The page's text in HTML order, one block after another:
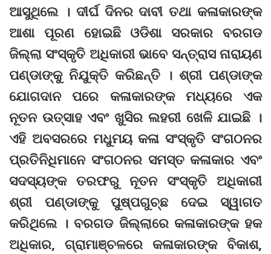
ଆସୁଥିଲେ । ଦୀର୍ଘ ଦିନର ଦାବୀ ତଥା କଳାକାରଙ୍କ
ଆଶା ପୂରଣ ହୋଇଛି ଓଡିଶା ସରକାର ବରଗଡ
ଜିଲ୍ଲା ସଂସ୍କୃତି ଅଧିକାରୀ ଭାବେ ସନ୍ତ୍ରାସ ନାରାୟଣ
ପଣ୍ଡାଙ୍କୁ ନିଯୁକ୍ତି କରିଛନ୍ତି । ଶ୍ରୀ ପଣ୍ଡାଙ୍କ
ଯୋଗଦାନ ପରେ କଳାକାରଙ୍କ ମଧ୍ୟରେ ଏକ
ନୂତନ ଉତ୍ସାହ ଏବଂ ଖୁସିର ଲହରୀ ଖେଳି ଯାଇଛି ।
ଏହି ଅବସରରେ ମଧୁମୟ କଳା ସଂସ୍କୃତି ସଂଗଠନର
ପ୍ରତିନିଧିମାନେ ସଂଗଠନର ସମସ୍ତ କଳାକାର ଏବଂ
ସଦସ୍ୟଙ୍କ ତରଫରୁ ନୂତନ ସଂସ୍କୃତି ଅଧିକାରୀ
ଶ୍ରୀ ପଣ୍ଡାଙ୍କୁ ପୁଷ୍ପଗୁଚ୍ଛ ଦେଇ ସ୍ୱାଗତ
କରିଥିଲେ । ବରଗଡ ଜିଲ୍ଲାରେ କଳାକାରଙ୍କ ହକ
ଅଧିକାର, ଗ୍ରାମାଞ୍ଚଳରେ କଳାକାରଙ୍କ ବିକାଶ,